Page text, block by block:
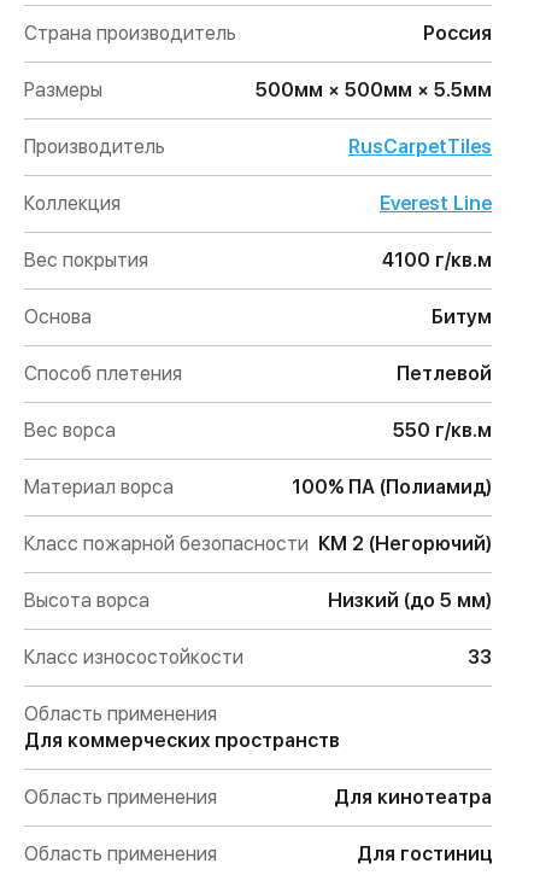
Страна производитель Россия
Размеры 500мм × 500мм × 5.5мм
Производитель RusCarpetTiles
Коллекция Everest Line
Вес покрытия 4100 г/кв.м
Основа Битум
Способ плетения Петлевой
Вес ворса 550 г/кв.м
Материал ворса 100% ПА (Полиамид)
Класс пожарной безопасности КМ 2 (Негорючий)
Высота ворса Низкий (до 5 мм)
Класс износостойкости 33
Область применения
Для коммерческих пространств
Область применения Для кинотеатра
Область применения Для гостиниц